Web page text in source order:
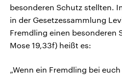
besonderen Schutz stellten.
in der Gesetzessammlung
Fremdling einen besonderen
Mose 19,33f) heißt es:
„Wenn ein Fremdling bei